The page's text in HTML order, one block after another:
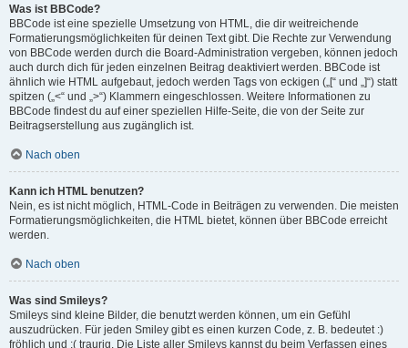
Was ist BBCode?
BBCode ist eine spezielle Umsetzung von HTML, die dir weitreichende
Formatierungsmöglichkeiten für deinen Text gibt. Die Rechte zur Verwendung
von BBCode werden durch die Board-Administration vergeben, können jedoch
auch durch dich für jeden einzelnen Beitrag deaktiviert werden. BBCode ist
ähnlich wie HTML aufgebaut, jedoch werden Tags von eckigen („[“ und „]“) statt
spitzen („<“ und „>“) Klammern eingeschlossen. Weitere Informationen zu
BBCode findest du auf einer speziellen Hilfe-Seite, die von der Seite zur
Beitragserstellung aus zugänglich ist.
Nach oben
Kann ich HTML benutzen?
Nein, es ist nicht möglich, HTML-Code in Beiträgen zu verwenden. Die meisten
Formatierungsmöglichkeiten, die HTML bietet, können über BBCode erreicht
werden.
Nach oben
Was sind Smileys?
Smileys sind kleine Bilder, die benutzt werden können, um ein Gefühl
auszudrücken. Für jeden Smiley gibt es einen kurzen Code, z. B. bedeutet :)
fröhlich und :( traurig. Die Liste aller Smileys kannst du beim Verfassen eines